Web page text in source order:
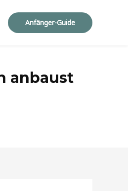
Anfänger-Guide
anbaust